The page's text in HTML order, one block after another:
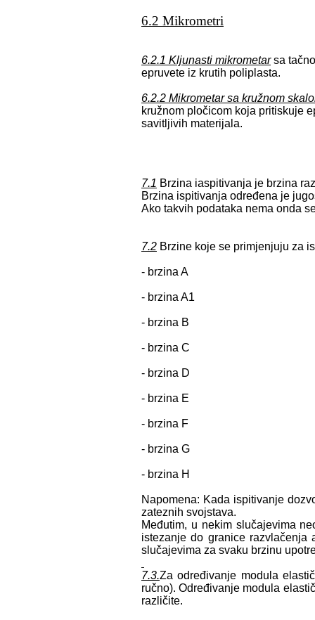
6.2 Mikrometri
6.2.1 Kljunasti mikrometarsa
epruvete iz krutih poliplasta.
6.2.2 Mikrometar sa kružnom
kružnom pločicom koja pritiskuje
savitljivih materijala.
7.1 Brzina iaspitivanja je brzina
Brzina ispitivanja određena je
Ako takvih podataka nema onda
7.2 Brzine koje se primjenjuju za
- brzina A
- brzina A1
- brzina B
- brzina C
- brzina D 20 ili
- brzina E
- brzina F
- brzina G 200 ili
- brzina H
Napomena: Kada ispitivanje
zateznih svojstava.
Međutim, u nekim slučajevima
istezanje do granice
slučajevima za svaku brzinu
7.3.Za određivanje modula
ručno). Određivanje modula
različite.